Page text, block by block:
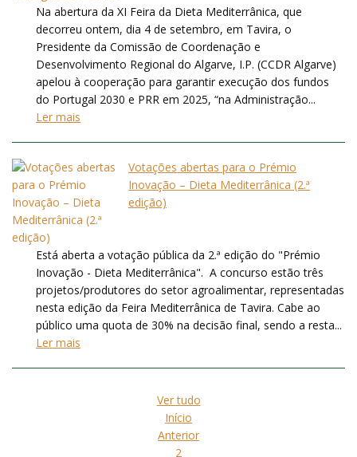
Na abertura da XI Feira da Dieta Mediterrânica, que
decorreu ontem, dia 4 de setembro, em Tavira, o
Presidente da Comissão de Coordenação e
Desenvolvimento Regional do Algarve, I.P. (CCDR Algarve)
apelou à cooperação para garantir execução dos fundos
do Portugal 2030 e PRR em 2025, “na Administração...
Ler mais
Votações abertas para o Prémio
Inovação – Dieta Mediterrânica (2.ª
edição)
Está aberta a votação pública da 2.ª edição do "Prémio
Inovação - Dieta Mediterrânica". A concurso estão três
projetos/produtores do setor agroalimentar, representadas
nesta edição da Feira Mediterrânica de Tavira. Cabe ao
público uma quota de 30% na decisão final, sendo a resta...
Ler mais
Ver tudo
Início
Anterior
2